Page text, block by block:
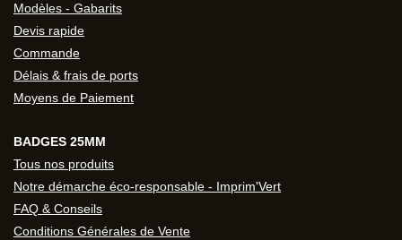
Modèles - Gabarits
Devis rapide
Commande
Délais & frais de ports
Moyens de Paiement
BADGES 25MM
Tous nos produits
Notre démarche éco-responsable - Imprim'Vert
FAQ & Conseils
Conditions Générales de Vente